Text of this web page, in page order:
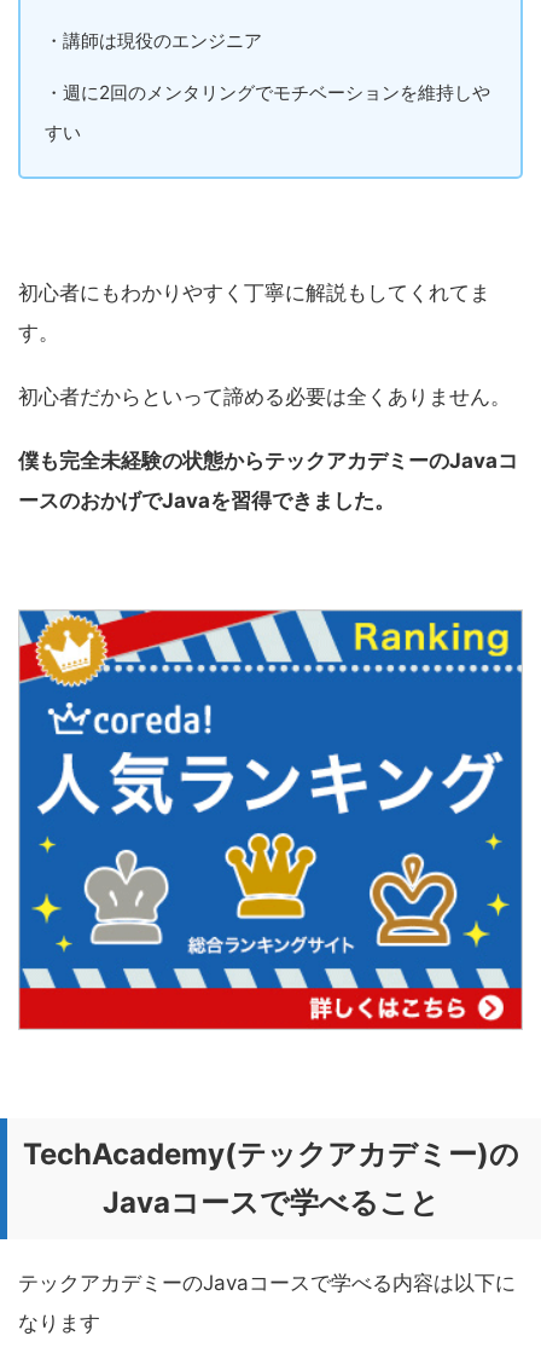
・講師は現役のエンジニア
・週に2回のメンタリングでモチベーションを維持しや
すい
初心者にもわかりやすく丁寧に解説もしてくれてま
す。
初心者だからといって諦める必要は全くありません。
僕も完全未経験の状態からテックアカデミーのJavaコ
ースのおかげでJavaを習得できました。
TechAcademy(テックアカデミー)の
Javaコースで学べること
テックアカデミーのJavaコースで学べる内容は以下に
なります